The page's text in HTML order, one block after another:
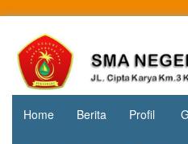
contentSMA
Negeri 15
Pekanbaru
Jl. Cipta
Karya
KM.3, Kec.
Tuah
Madani,
Home Berita Profil